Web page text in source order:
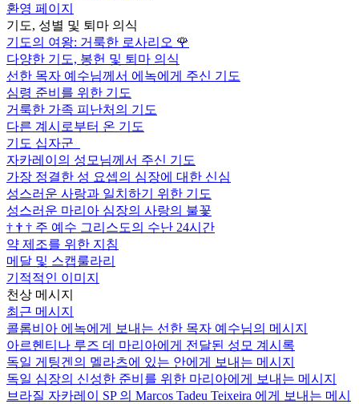
환영 페이지
기도, 성별 및 퇴마 의식
기도의 여왕: 거룩한 로사리오 🌹
다양한 기도, 봉헌 및 퇴마 의식
선한 목자 예수님께서 에녹에게 주신 기도
심령 준비를 위한 기도
거룩한 가족 피난처의 기도
다른 계시로부터 온 기도
기도 십자군
자카레이의 성모님께서 주신 기도
가장 정결한 성 요셉의 심장에 대한 신심
성스러운 사랑과 일치하기 위한 기도
성스러운 마리아 심장의 사랑의 불꽃
† † † 주 예수 그리스도의 수난 24시간
약 제조를 위한 지침
메달 및 스캡룰라리
기적적인 이미지
천상 메시지
최근 메시지
콜롬비아 에녹에게 보내는 선한 목자 예수님의 메시지
아르헨티나 루즈 데 마리아에게 전달된 성모 계시록
독일 게팅겐의 멜라츠에 있는 안에게 보내는 메시지
독일 심장의 신성한 준비를 위한 마리아에게 보내는 메시지
브라질 자카레이 SP 의 Marcos Tadeu Teixeira 에게 보내는 메시